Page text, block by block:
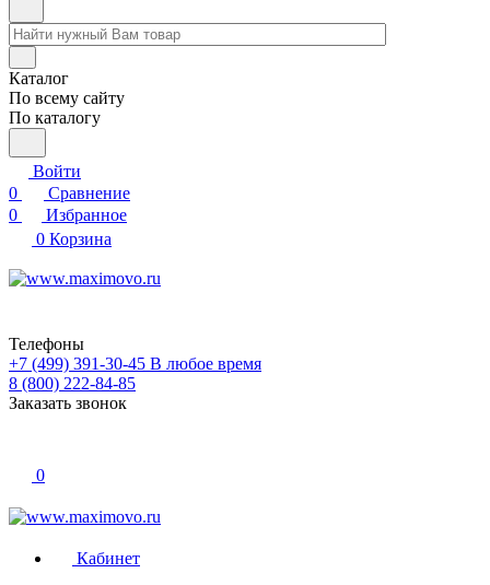
Каталог
По всему сайту
По каталогу
Войти
0
Сравнение
0
Избранное
0 Корзина
Телефоны
+7 (499) 391-30-45 В любое время
8 (800) 222-84-85
Заказать звонок
0
Кабинет